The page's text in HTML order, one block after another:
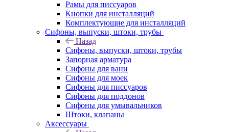
Рамы для писсуаров
Кнопки для инсталляций
Комплектующие для инсталляций
Сифоны, выпуски, штоки, трубы
Назад
Сифоны, выпуски, штоки, трубы
Запорная арматура
Сифоны для ванн
Сифоны для моек
Сифоны для писсуаров
Сифоны для поддонов
Сифоны для умывальников
Штоки, клапаны
Аксессуары